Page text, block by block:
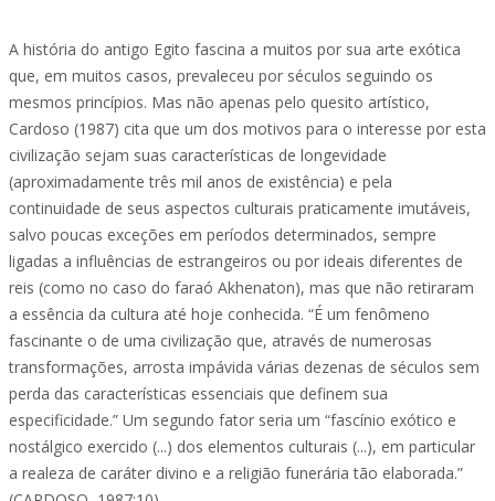
A história do antigo Egito fascina a muitos por sua arte exótica
que, em muitos casos, prevaleceu por séculos seguindo os
mesmos princípios. Mas não apenas pelo quesito artístico,
Cardoso (1987) cita que um dos motivos para o interesse por esta
civilização sejam suas características de longevidade
(aproximadamente três mil anos de existência) e pela
continuidade de seus aspectos culturais praticamente imutáveis,
salvo poucas exceções em períodos determinados, sempre
ligadas a influências de estrangeiros ou por ideais diferentes de
reis (como no caso do faraó Akhenaton), mas que não retiraram
a essência da cultura até hoje conhecida. “É um fenômeno
fascinante o de uma civilização que, através de numerosas
transformações, arrosta impávida várias dezenas de séculos sem
perda das características essenciais que definem sua
especificidade.” Um segundo fator seria um “fascínio exótico e
nostálgico exercido (...) dos elementos culturais (...), em particular
a realeza de caráter divino e a religião funerária tão elaborada.”